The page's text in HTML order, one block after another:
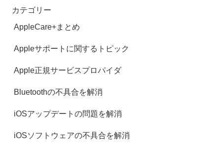
カテゴリー
AppleCare+まとめ
Appleサポートに関するトピック
Apple正規サービスプロパイダ
Bluetoothの不具合を解消
iOSアップデートの問題を解消
iOSソフトウェアの不具合を解消